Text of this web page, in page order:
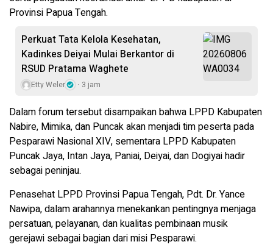
Provinsi Papua Tengah.
Perkuat Tata Kelola Kesehatan,
Kadinkes Deiyai Mulai Berkantor di
RSUD Pratama Waghete
Etty Weler 3 jam
Dalam forum tersebut disampaikan bahwa LPPD Kabupaten
Nabire, Mimika, dan Puncak akan menjadi tim peserta pada
Pesparawi Nasional XIV, sementara LPPD Kabupaten
Puncak Jaya, Intan Jaya, Paniai, Deiyai, dan Dogiyai hadir
sebagai peninjau.
Penasehat LPPD Provinsi Papua Tengah, Pdt. Dr. Yance
Nawipa, dalam arahannya menekankan pentingnya menjaga
persatuan, pelayanan, dan kualitas pembinaan musik
gerejawi sebagai bagian dari misi Pesparawi.